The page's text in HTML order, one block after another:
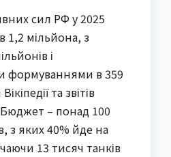
сил РФ у 2025
1,2 мільйона, з
і
формуваннями в 359
та звітів
Бюджет – понад 100
з яких 40% йде на
13 тисяч танків